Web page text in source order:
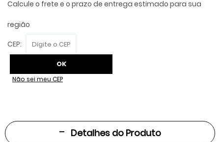
Não sei meu CEP
Detalhes do Produto